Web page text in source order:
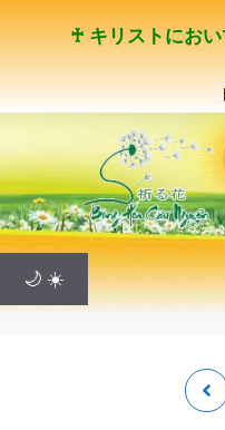
コ
ン
テ
ン
へ
ス
キ
ッ
♰ キリストにお
🌙 ☀️